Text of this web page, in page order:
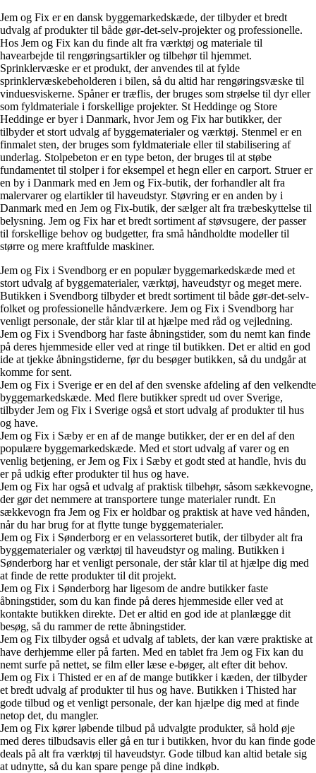
Jem og Fix er en dansk byggemarkedskæde, der tilbyder et bredt
udvalg af produkter til både gør-det-selv-projekter og professionelle.
Hos Jem og Fix kan du finde alt fra værktøj og materiale til
havearbejde til rengøringsartikler og tilbehør til hjemmet.
Sprinklervæske er et produkt, der anvendes til at fylde
sprinklervæskebeholderen i bilen, så du altid har rengøringsvæske til
vinduesviskerne. Spåner er træflis, der bruges som strøelse til dyr eller
som fyldmateriale i forskellige projekter. St Heddinge og Store
Heddinge er byer i Danmark, hvor Jem og Fix har butikker, der
tilbyder et stort udvalg af byggematerialer og værktøj. Stenmel er en
finmalet sten, der bruges som fyldmateriale eller til stabilisering af
underlag. Stolpebeton er en type beton, der bruges til at støbe
fundamentet til stolper i for eksempel et hegn eller en carport. Struer er
en by i Danmark med en Jem og Fix-butik, der forhandler alt fra
malervarer og elartikler til haveudstyr. Støvring er en anden by i
Danmark med en Jem og Fix-butik, der sælger alt fra træbeskyttelse til
belysning. Jem og Fix har et bredt sortiment af støvsugere, der passer
til forskellige behov og budgetter, fra små håndholdte modeller til
større og mere kraftfulde maskiner.
Jem og Fix i Svendborg er en populær byggemarkedskæde med et
stort udvalg af byggematerialer, værktøj, haveudstyr og meget mere.
Butikken i Svendborg tilbyder et bredt sortiment til både gør-det-selv-
folket og professionelle håndværkere. Jem og Fix i Svendborg har
venligt personale, der står klar til at hjælpe med råd og vejledning.
Jem og Fix i Svendborg har faste åbningstider, som du nemt kan finde
på deres hjemmeside eller ved at ringe til butikken. Det er altid en god
ide at tjekke åbningstiderne, før du besøger butikken, så du undgår at
komme for sent.
Jem og Fix i Sverige er en del af den svenske afdeling af den velkendte
byggemarkedskæde. Med flere butikker spredt ud over Sverige,
tilbyder Jem og Fix i Sverige også et stort udvalg af produkter til hus
og have.
Jem og Fix i Sæby er en af de mange butikker, der er en del af den
populære byggemarkedskæde. Med et stort udvalg af varer og en
venlig betjening, er Jem og Fix i Sæby et godt sted at handle, hvis du
er på udkig efter produkter til hus og have.
Jem og Fix har også et udvalg af praktisk tilbehør, såsom sækkevogne,
der gør det nemmere at transportere tunge materialer rundt. En
sækkevogn fra Jem og Fix er holdbar og praktisk at have ved hånden,
når du har brug for at flytte tunge byggematerialer.
Jem og Fix i Sønderborg er en velassorteret butik, der tilbyder alt fra
byggematerialer og værktøj til haveudstyr og maling. Butikken i
Sønderborg har et venligt personale, der står klar til at hjælpe dig med
at finde de rette produkter til dit projekt.
Jem og Fix i Sønderborg har ligesom de andre butikker faste
åbningstider, som du kan finde på deres hjemmeside eller ved at
kontakte butikken direkte. Det er altid en god ide at planlægge dit
besøg, så du rammer de rette åbningstider.
Jem og Fix tilbyder også et udvalg af tablets, der kan være praktiske at
have derhjemme eller på farten. Med en tablet fra Jem og Fix kan du
nemt surfe på nettet, se film eller læse e-bøger, alt efter dit behov.
Jem og Fix i Thisted er en af de mange butikker i kæden, der tilbyder
et bredt udvalg af produkter til hus og have. Butikken i Thisted har
gode tilbud og et venligt personale, der kan hjælpe dig med at finde
netop det, du mangler.
Jem og Fix kører løbende tilbud på udvalgte produkter, så hold øje
med deres tilbudsavis eller gå en tur i butikken, hvor du kan finde gode
deals på alt fra værktøj til haveudstyr. Gode tilbud kan altid betale sig
at udnytte, så du kan spare penge på dine indkøb.